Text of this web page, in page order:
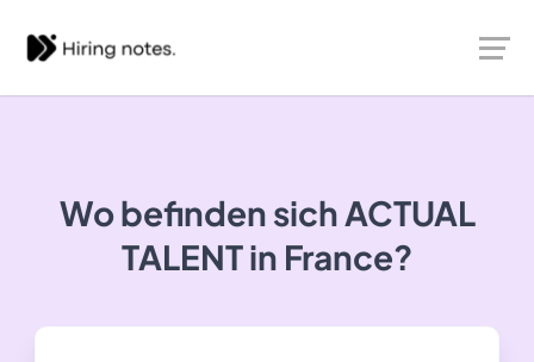
Wo befinden sich ACTUAL
TALENT in France?